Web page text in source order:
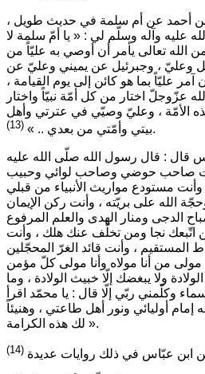
بن أحمد عن أم سلمة في حديث طويل ،
عليه وآله وسلّم لي : « يا أمّ سلمة لا
الله تعالى يأمر أن أوصي به عليّاً من
وعليّ ، وجبرئيل عن يميني وعليّ عن
عليّاً بما هو كائن إلى يوم القيامة ،
عزّوجلّ اختار من كل أمّة نبيّاً واختار
الأمّة ، وعليّ وصيّي في عترتي وأهل
بيتي وأمّتي من بعدي .. » (13) .
قال : قال رسول الله صلّى الله عليه
صاحب حوضي وصاحب لوائي وحبيب
مستودع مواريث الأنبياء من قبلي
الله على بريّته ، وأنت ركن الإيمان
الدجى ومنار الهدى والعلم المرفوع
من اتّبعك نجا ومن تخلّف عنك هلك ، وأنت
المستقيم ، وأنت قائد الغرّ المحجّلين
من أنا مولاه وأنا مولى كلّ مؤمن
ولا يبغضك إلّا خبيث الولادة ، وما
وكلّمني ربّي إلّا قال : يا محمّد اقرأ
إمام أوليائي ونور أهل طاعتي ، وهنيئاً
لك هذه الكرامة ».
ابن عبّاس في ذلك روايات عديدة (14)